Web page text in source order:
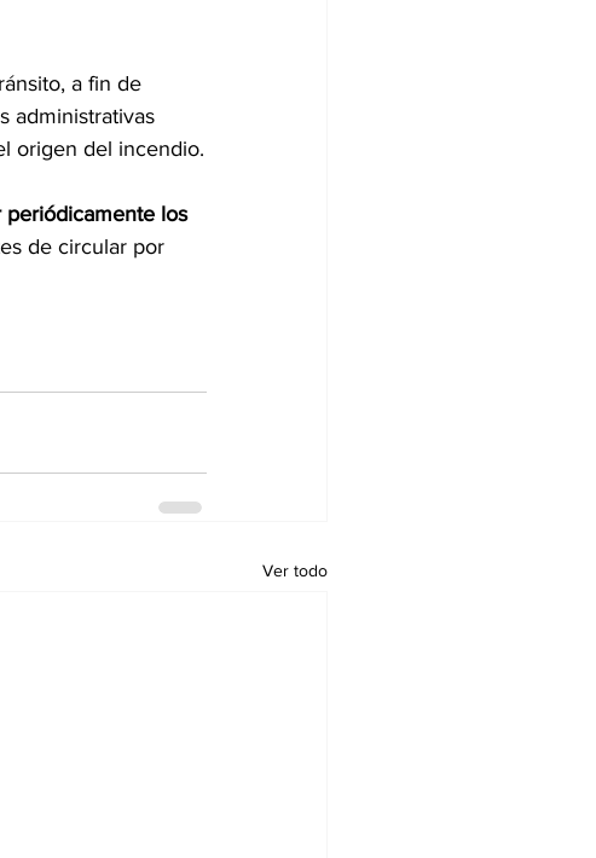
a fin de
administrativas
origen del incendio.
periódicamente los
de circular por
Ver todo